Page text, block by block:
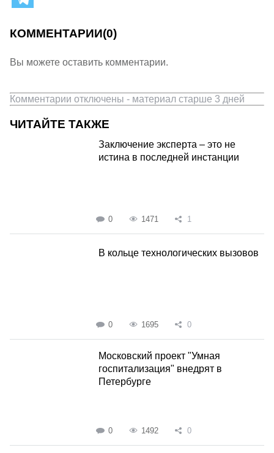
КОММЕНТАРИИ(0)
Вы можете оставить комментарии.
Комментарии отключены - материал старше 3 дней
ЧИТАЙТЕ ТАКЖЕ
Заключение эксперта – это не
истина в последней инстанции
0 1471 1
В кольце технологических вызовов
0 1695 0
Московский проект "Умная
госпитализация" внедрят в
Петербурге
0 1492 0